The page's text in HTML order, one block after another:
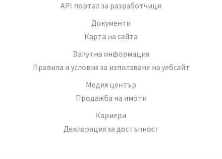
API портал за разработчици
Документи
Карта на сайта
Валутна информация
Правила и условия за използване на уебсайт
Медия център
Продажба на имоти
Кариери
Декларация за достъпност